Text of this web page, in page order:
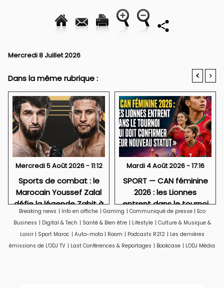
Mercredi 8 Juillet 2026
Dans la même rubrique : < >
Mercredi 5 Août 2026 - 11:12
Sports de combat : le
Marocain Youssef Zalal
défie la légende Zabit à
Istanbul
Mardi 4 Août 2026 - 17:16
SPORT — CAN féminine
2026 : les Lionnes
entrent dans le tournoi
qui doit confirmer leur
nouveau statut
Breaking news | Info en affiche | Gaming | Communiqué de presse | Eco
Business | Digital & Tech | Santé & Bien être | Lifestyle | Culture & Musique &
Loisir | Sport Maroc | Auto-moto | Room | Podcasts R212 | Les dernières
émissions de L'ODJ TV | Last Conférences & Reportages | Bookcase | LODJ Média